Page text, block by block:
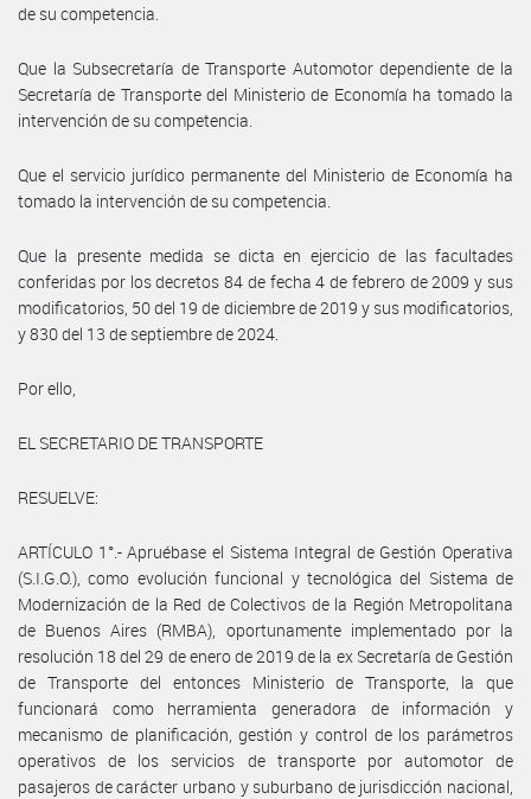
de su competencia.
Que la Subsecretaría de Transporte Automotor dependiente de la
Secretaría de Transporte del Ministerio de Economía ha tomado la
intervención de su competencia.
Que el servicio jurídico permanente del Ministerio de Economía ha
tomado la intervención de su competencia.
Que la presente medida se dicta en ejercicio de las facultades
conferidas por los decretos 84 de fecha 4 de febrero de 2009 y sus
modificatorios, 50 del 19 de diciembre de 2019 y sus modificatorios,
y 830 del 13 de septiembre de 2024.
Por ello,
EL SECRETARIO DE TRANSPORTE
RESUELVE:
ARTÍCULO 1°.- Apruébase el Sistema Integral de Gestión Operativa
(S.I.G.O.), como evolución funcional y tecnológica del Sistema de
Modernización de la Red de Colectivos de la Región Metropolitana
de Buenos Aires (RMBA), oportunamente implementado por la
resolución 18 del 29 de enero de 2019 de la ex Secretaría de Gestión
de Transporte del entonces Ministerio de Transporte, la que
funcionará como herramienta generadora de información y
mecanismo de planificación, gestión y control de los parámetros
operativos de los servicios de transporte por automotor de
pasajeros de carácter urbano y suburbano de jurisdicción nacional,